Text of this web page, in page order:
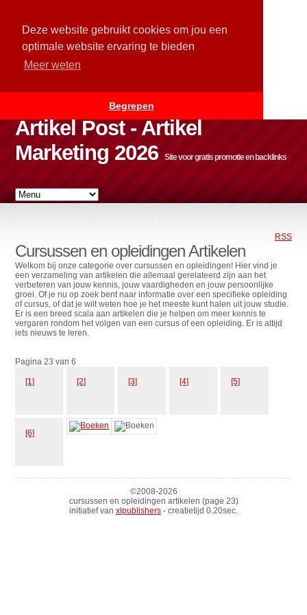
Deze website gebruikt cookies om jou een
optimale website ervaring te bieden
Meer weten
Begrepen
Artikel Post - Artikel
Marketing 2026
Site voor gratis promotie en backlinks
RSS
Cursussen en opleidingen Artikelen
Welkom bij onze categorie over cursussen en opleidingen! Hier vind je
een verzameling van artikelen die allemaal gerelateerd zijn aan het
verbeteren van jouw kennis, jouw vaardigheden en jouw persoonlijke
groei. Of je nu op zoek bent naar informatie over een specifieke opleiding
of cursus, of dat je wilt weten hoe je het meeste kunt halen uit jouw studie.
Er is een breed scala aan artikelen die je helpen om meer kennis te
vergaren rondom het volgen van een cursus of een opleiding. Er is altijd
iets nieuws te leren.
Pagina 23 van 6
[1] [2] [3] [4] [5]
[6]
©2008-2026
cursussen en opleidingen artikelen (page 23)
initiatief van xlpublishers - creatietijd 0.20sec.